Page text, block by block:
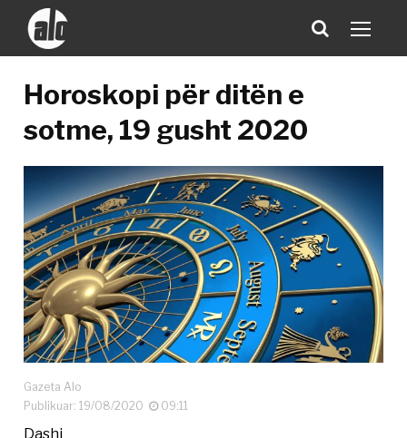
Horoskopi për ditën e
sotme, 19 gusht 2020
Gazeta Alo
Publikuar: 19/08/2020
09:11
Dashi